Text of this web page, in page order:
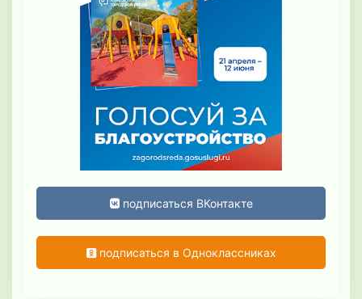
подписаться ВКонтакте
подписаться в Одноклассниках